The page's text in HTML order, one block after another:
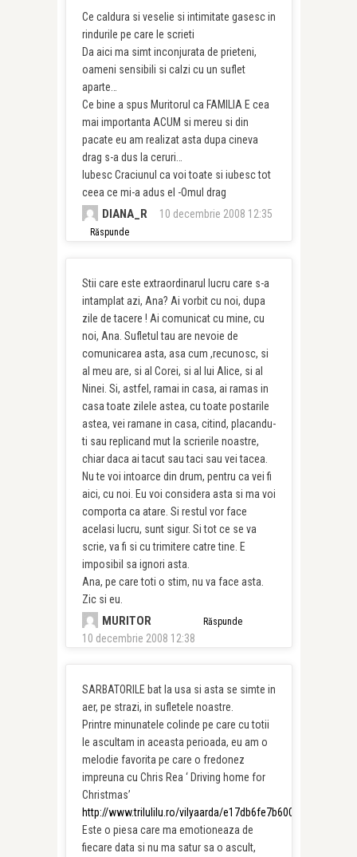
Ce caldura si veselie si intimitate gasesc in
rindurile pe care le scrieti
Da aici ma simt inconjurata de prieteni,
oameni sensibili si calzi cu un suflet
aparte…
Ce bine a spus Muritorul ca FAMILIA E cea
mai importanta ACUM si mereu si din
pacate eu am realizat asta dupa cineva
drag s-a dus la ceruri…
Iubesc Craciunul ca voi toate si iubesc tot
ceea ce mi-a adus el -Omul drag
DIANA_R 10 decembrie 2008 12:35
Răspunde
Stii care este extraordinarul lucru care s-a
intamplat azi, Ana? Ai vorbit cu noi, dupa
zile de tacere ! Ai comunicat cu mine, cu
noi, Ana. Sufletul tau are nevoie de
comunicarea asta, asa cum ,recunosc, si
al meu are, si al Corei, si al lui Alice, si al
Ninei. Si, astfel, ramai in casa, ai ramas in
casa toate zilele astea, cu toate postarile
astea, vei ramane in casa, citind, placandu-
ti sau replicand mut la scrierile noastre,
chiar daca ai tacut sau taci sau vei tacea.
Nu te voi intoarce din drum, pentru ca vei fi
aici, cu noi. Eu voi considera asta si ma voi
comporta ca atare. Si restul vor face
acelasi lucru, sunt sigur. Si tot ce se va
scrie, va fi si cu trimitere catre tine. E
imposibil sa ignori asta.
Ana, pe care toti o stim, nu va face asta.
Zic si eu.
MURITOR
10 decembrie 2008 12:38
Răspunde
SARBATORILE bat la usa si asta se simte in
aer, pe strazi, in sufletele noastre.
Printre minunatele colinde pe care cu totii
le ascultam in aceasta perioada, eu am o
melodie favorita pe care o fredonez
impreuna cu Chris Rea ‘ Driving home for
Christmas’
http://www.trilulilu.ro/vilyaarda/e17db6fe7b600b
Este o piesa care ma emotioneaza de
fiecare data si nu ma satur sa o ascult,